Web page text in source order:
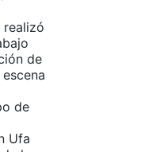
realizó
de
de
Ufa